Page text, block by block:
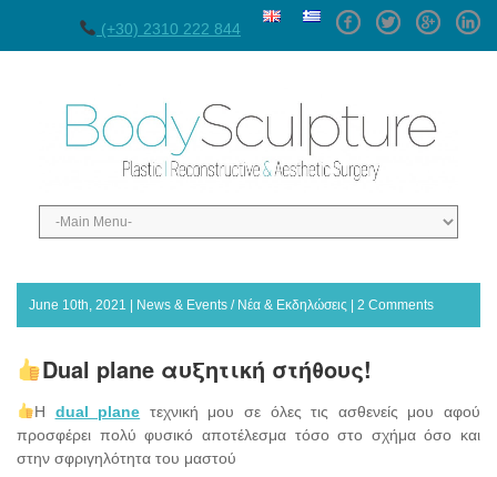
(+30) 2310 222 844
FacebookTwitterGPlus
June 10th, 2021 | News & Events / Νέα & Εκδηλώσεις | 2 Comments
Dual plane αυξητική στήθους!
Η dual plane τεχνική μου σε όλες τις ασθενείς μου αφού
προσφέρει πολύ φυσικό αποτέλεσμα τόσο στο σχήμα όσο και
στην σφριγηλότητα του μαστού